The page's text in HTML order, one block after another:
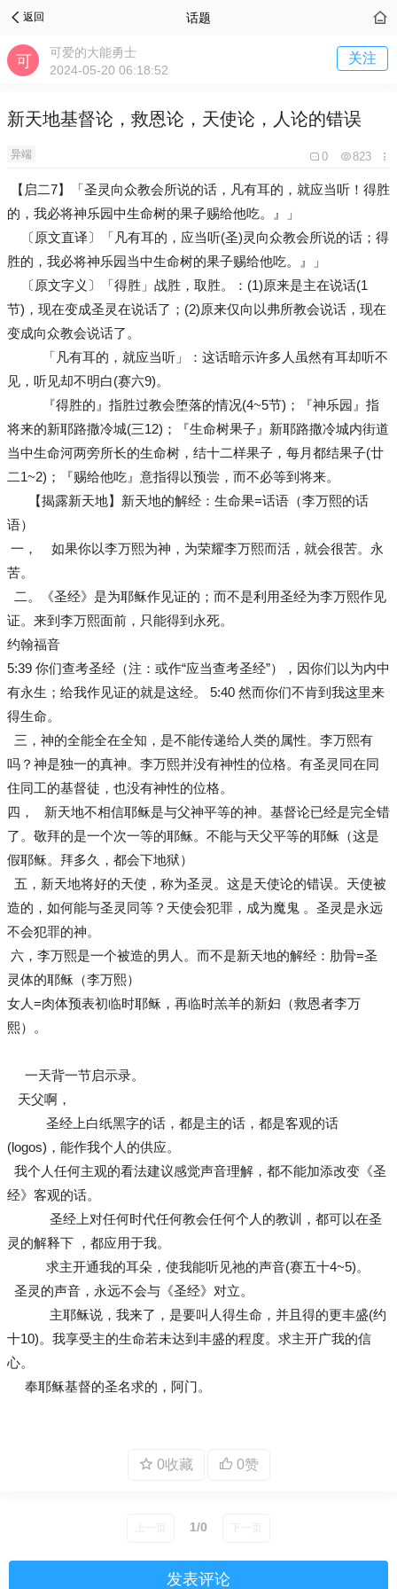
返回 话题
可爱的大能勇士
2024-05-20 06:18:52
关注
新天地基督论，救恩论，天使论，人论的错误
异端 0 823
【启二7】「圣灵向众教会所说的话，凡有耳的，就应当听！得胜
的，我必将神乐园中生命树的果子赐给他吃。』」
〔原文直译〕「凡有耳的，应当听(圣)灵向众教会所说的话；得
胜的，我必将神乐园当中生命树的果子赐给他吃。』」
〔原文字义〕「得胜」战胜，取胜。：(1)原来是主在说话(1
节)，现在变成圣灵在说话了；(2)原来仅向以弗所教会说话，现在
变成向众教会说话了。
「凡有耳的，就应当听」：这话暗示许多人虽然有耳却听不
见，听见却不明白(赛六9)。
『得胜的』指胜过教会堕落的情况(4~5节)；『神乐园』指
将来的新耶路撒冷城(三12)；『生命树果子』新耶路撒冷城内街道
当中生命河两旁所长的生命树，结十二样果子，每月都结果子(廿
二1~2)；『赐给他吃』意指得以预尝，而不必等到将来。
【揭露新天地】新天地的解经：生命果=话语（李万熙的话
语）
一， 如果你以李万熙为神，为荣耀李万熙而活，就会很苦。永
苦。
二。《圣经》是为耶稣作见证的；而不是利用圣经为李万熙作见
证。来到李万熙面前，只能得到永死。
约翰福音
5:39 你们查考圣经（注：或作“应当查考圣经”），因你们以为内中
有永生；给我作见证的就是这经。 5:40 然而你们不肯到我这里来
得生命。
三，神的全能全在全知，是不能传递给人类的属性。李万熙有
吗？神是独一的真神。李万熙并没有神性的位格。有圣灵同在同
住同工的基督徒，也没有神性的位格。
四， 新天地不相信耶稣是与父神平等的神。基督论已经是完全错
了。敬拜的是一个次一等的耶稣。不能与天父平等的耶稣（这是
假耶稣。拜多久，都会下地狱）
五，新天地将好的天使，称为圣灵。这是天使论的错误。天使被
造的，如何能与圣灵同等？天使会犯罪，成为魔鬼 。圣灵是永远
不会犯罪的神。
六，李万熙是一个被造的男人。而不是新天地的解经：肋骨=圣
灵体的耶稣（李万熙）
女人=肉体预表初临时耶稣，再临时羔羊的新妇（救恩者李万
熙）。
一天背一节启示录。
天父啊，
圣经上白纸黑字的话，都是主的话，都是客观的话
(logos)，能作我个人的供应。
我个人任何主观的看法建议感觉声音理解，都不能加添改变《圣
经》客观的话。
圣经上对任何时代任何教会任何个人的教训，都可以在圣
灵的解释下 ，都应用于我。
求主开通我的耳朵，使我能听见祂的声音(赛五十4~5)。
圣灵的声音，永远不会与《圣经》对立。
主耶稣说，我来了，是要叫人得生命，并且得的更丰盛(约
十10)。我享受主的生命若未达到丰盛的程度。求主开广我的信
心。
奉耶稣基督的圣名求的，阿门。
0收藏 0赞
1/0
发表评论